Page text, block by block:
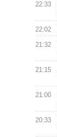
22:33
22:02
21:32
21:15
21:00
20:33